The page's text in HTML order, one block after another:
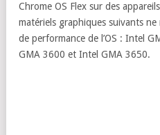
Chrome OS Flex sur des
matériels graphiques suivants
de performance de l’OS : Intel
GMA 3600 et Intel GMA 3650.